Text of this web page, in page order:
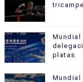
Mundial
platas
Mundial